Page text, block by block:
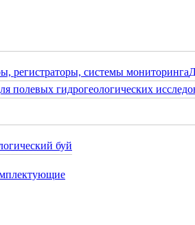
регистраторы, системы мониторинга
полевых гидрогеологических
буй